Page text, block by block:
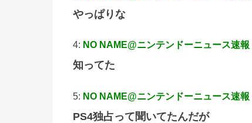
やっぱりな
4: NO NAME@ニンテンドーニュース速報
知ってた
5: NO NAME@ニンテンドーニュース速報
PS4独占って聞いてたんだが